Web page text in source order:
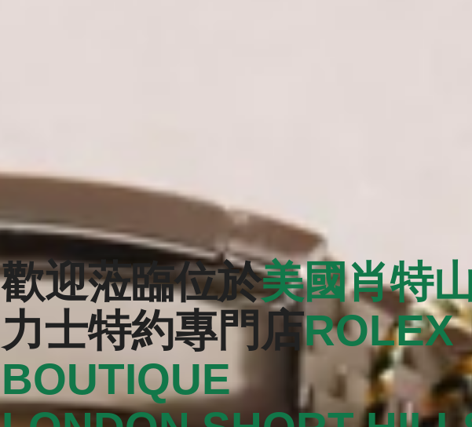
歡迎蒞臨位於美國肖特
力士特約專門店‭ROLEX
BOUTIQUE